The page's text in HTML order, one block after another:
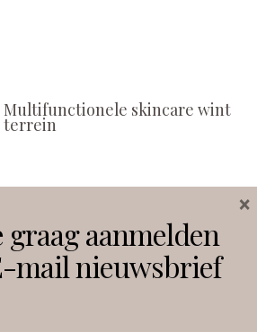
Multifunctionele skincare wint
terrein
Facebook
aanmelden
mail nieuwsbrief
×